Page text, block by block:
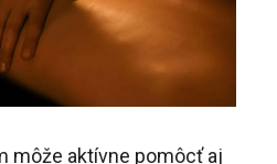
môže aktívne pomôcť aj